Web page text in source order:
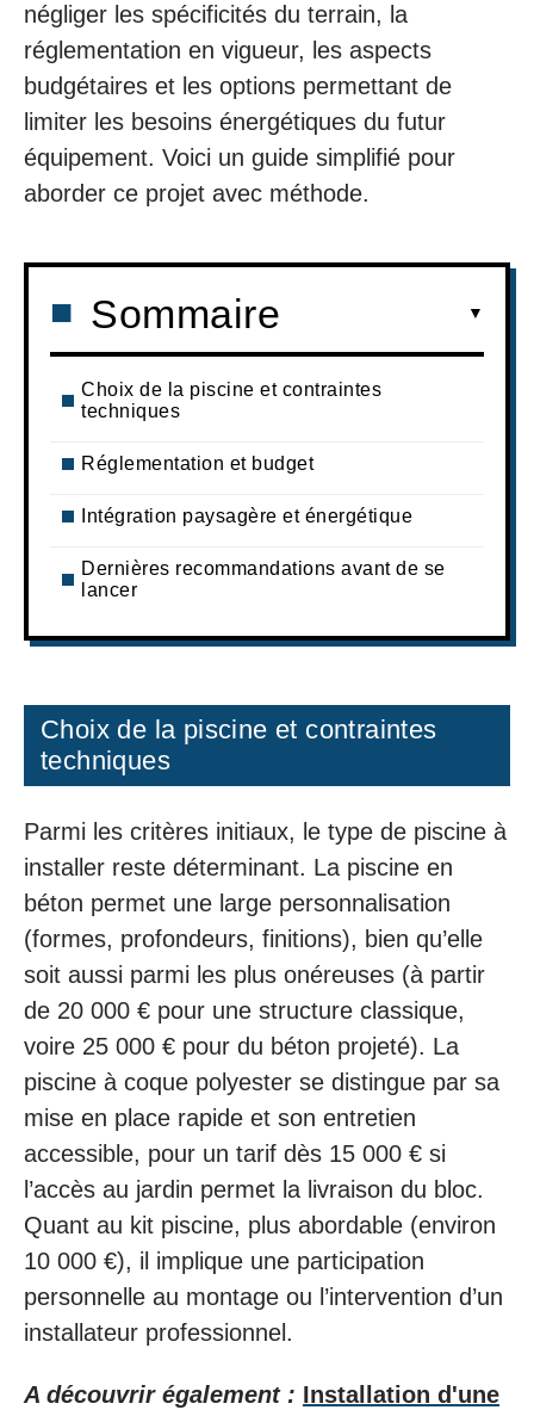
négliger les spécificités du terrain, la
réglementation en vigueur, les aspects
budgétaires et les options permettant de
limiter les besoins énergétiques du futur
équipement. Voici un guide simplifié pour
aborder ce projet avec méthode.
Sommaire
Choix de la piscine et contraintes
techniques
Réglementation et budget
Intégration paysagère et énergétique
Dernières recommandations avant de se
lancer
Choix de la piscine et contraintes
techniques
Parmi les critères initiaux, le type de piscine à
installer reste déterminant. La piscine en
béton permet une large personnalisation
(formes, profondeurs, finitions), bien qu’elle
soit aussi parmi les plus onéreuses (à partir
de 20 000 € pour une structure classique,
voire 25 000 € pour du béton projeté). La
piscine à coque polyester se distingue par sa
mise en place rapide et son entretien
accessible, pour un tarif dès 15 000 € si
l’accès au jardin permet la livraison du bloc.
Quant au kit piscine, plus abordable (environ
10 000 €), il implique une participation
personnelle au montage ou l’intervention d’un
installateur professionnel.
A découvrir également : Installation d'une